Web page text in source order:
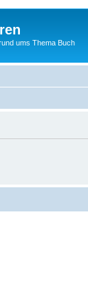
ums Thema Buch